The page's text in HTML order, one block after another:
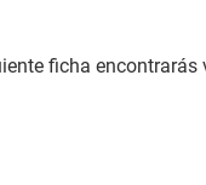
ficha encontrarás